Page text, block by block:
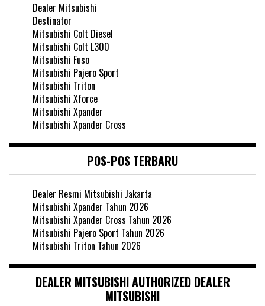
Dealer Mitsubishi
Destinator
Mitsubishi Colt Diesel
Mitsubishi Colt L300
Mitsubishi Fuso
Mitsubishi Pajero Sport
Mitsubishi Triton
Mitsubishi Xforce
Mitsubishi Xpander
Mitsubishi Xpander Cross
POS-POS TERBARU
Dealer Resmi Mitsubishi Jakarta
Mitsubishi Xpander Tahun 2026
Mitsubishi Xpander Cross Tahun 2026
Mitsubishi Pajero Sport Tahun 2026
Mitsubishi Triton Tahun 2026
DEALER MITSUBISHI AUTHORIZED DEALER
MITSUBISHI